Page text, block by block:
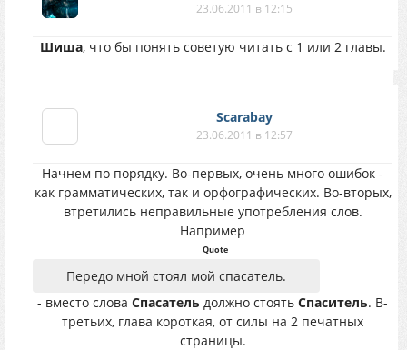
23.06.2011 в 12:15
Шиша, что бы понять советую читать с 1 или 2 главы.
Scarabay
23.06.2011 в 12:57
Начнем по порядку. Во-первых, очень много ошибок -
как грамматических, так и орфографических. Во-вторых,
втретились неправильные употребления слов.
Например
Quote
Передо мной стоял мой спасатель.
- вместо слова Спасатель должно стоять Спаситель. В-
третьих, глава короткая, от силы на 2 печатных
страницы.